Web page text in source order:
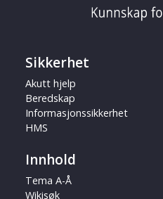
Sikkerhet
Akutt hjelp
Beredskap
Informasjonssikkerhet
HMS
Innhold
Tema A-Å
Wikisøk